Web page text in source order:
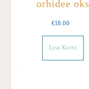
orhidee oks
€18.00
Lisa Korvi